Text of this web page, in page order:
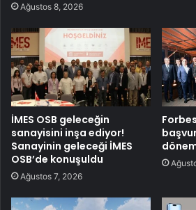
Ağustos 8, 2026
İMES OSB geleceğin
sanayisini inşa ediyor!
Sanayinin geleceği İMES
OSB’de konuşuldu
Ağustos 7, 2026